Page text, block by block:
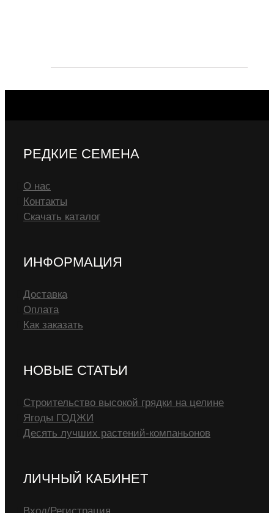
РЕДКИЕ СЕМЕНА
О нас
Контакты
Скачать каталог
ИНФОРМАЦИЯ
Доставка
Оплата
Как заказать
НОВЫЕ СТАТЬИ
Строительство высокой грядки на целине
Ягоды ГОДЖИ
Десять лучших растений-компаньонов
ЛИЧНЫЙ КАБИНЕТ